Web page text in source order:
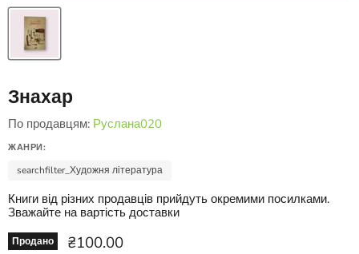
Знахар
По продавцям: Руслана020
ЖАНРИ:
searchfilter_Художня література
Книги від різних продавців прийдуть окремими посилками.
Зважайте на вартість доставки
Продано Ціна зараз
₴100.00